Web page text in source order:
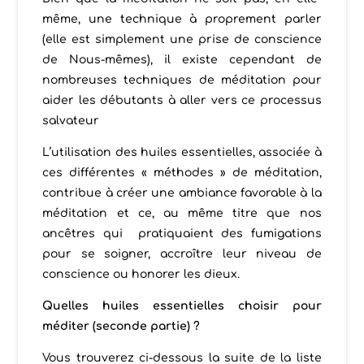
même, une technique à proprement parler
(elle est simplement une prise de conscience
de Nous-mêmes), il existe cependant de
nombreuses techniques de méditation pour
aider les débutants à aller vers ce processus
salvateur
L’utilisation des huiles essentielles, associée à
ces différentes « méthodes » de méditation,
contribue à créer une ambiance favorable à la
méditation et ce, au même titre que nos
ancêtres qui pratiquaient des fumigations
pour se soigner, accroître leur niveau de
conscience ou honorer les dieux.
Quelles huiles essentielles choisir pour
méditer (seconde partie) ?
Vous trouverez ci-dessous la suite de la liste